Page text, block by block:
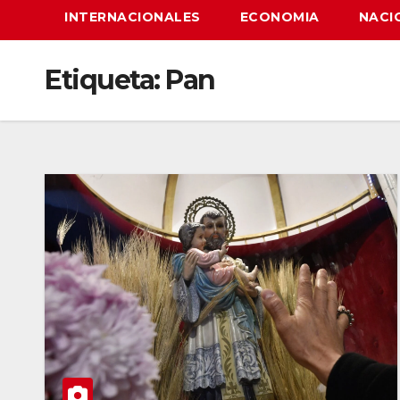
INTERNACIONALES ECONOMIA
Etiqueta: Pan